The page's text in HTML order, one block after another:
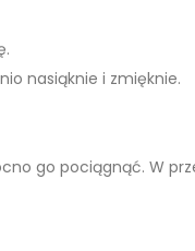
nasiąknie i zmięknie.
go pociągnąć. W